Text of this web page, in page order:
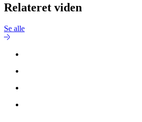
Relateret viden
Se alle